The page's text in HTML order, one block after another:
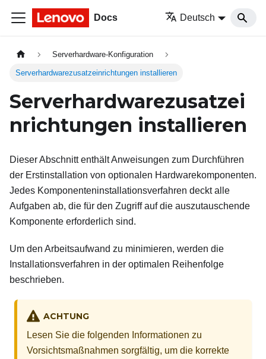
Docs Deutsch
Serverhardware-Konfiguration
Serverhardwarezusatzeinrichtungen installieren
Serverhardwarezusatzei
nrichtungen installieren
Dieser Abschnitt enthält Anweisungen zum Durchführen
der Erstinstallation von optionalen Hardwarekomponenten.
Jedes Komponenteninstallationsverfahren deckt alle
Aufgaben ab, die für den Zugriff auf die auszutauschende
Komponente erforderlich sind.
Um den Arbeitsaufwand zu minimieren, werden die
Installationsverfahren in der optimalen Reihenfolge
beschrieben.
ACHTUNG
Lesen Sie die folgenden Informationen zu
Vorsichtsmaßnahmen sorgfältig, um die korrekte